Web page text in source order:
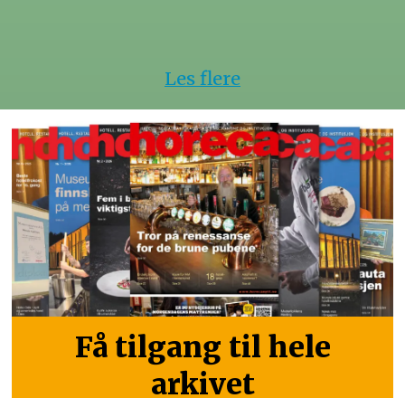
Les flere
Få tilgang til hele
arkivet